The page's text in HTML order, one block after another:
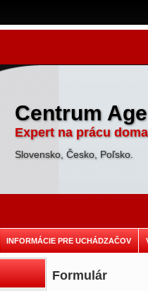
Centrum
Expert na prácu
Slovensko, Česko, Poľsko.
INFORMÁCIE PRE UCHÁDZAČOV
Formulár